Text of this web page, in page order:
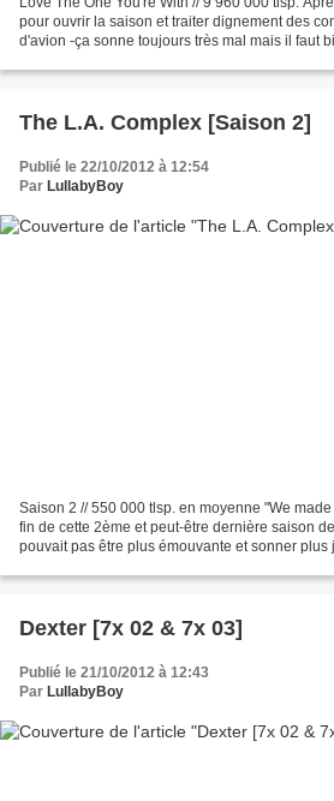
pour ouvrir la saison et traiter dignement des
d'avion -ça sonne toujours très mal mais il faut
The L.A. Complex [Saison 2]
Publié le 22/10/2012 à 12:54
Par LullabyBoy
Saison 2 // 550 000 tlsp. en moyenne "We
fin de cette 2ème et peut-être dernière saison
pouvait pas être plus émouvante et sonner plus
Dexter [7x 02 & 7x 03]
Publié le 21/10/2012 à 12:43
Par LullabyBoy